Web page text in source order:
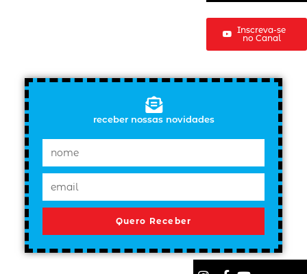
Inscreva-se
no Canal
receber nossas novidades
Quero Receber